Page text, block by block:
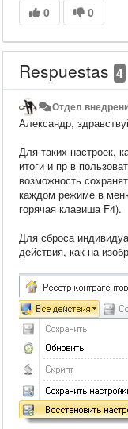
0 0
Respuestas 4
Отдел
Александр,
Для таких настроек,
итоги и пр в
возможность
каждом режиме в
горячая клавиша F4).
Для сброса
действия, как на